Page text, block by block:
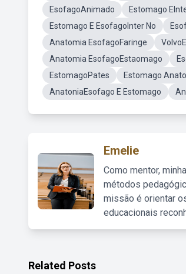
EsofagoAnimado
Estomago
Estomago E EsofagoInter No
Anatomia EsofagoFaringe
Anatomia EsofagoEstaomago
EstomagoPates
Estomago
AnatoniaEsofago E Estomago
Emelie
Como mentor,
métodos
missão é orientar
educacionais
Related Posts